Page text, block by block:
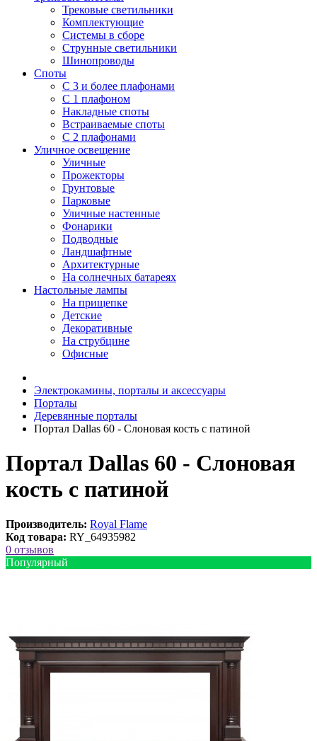
Трековые светильники
Комплектующие
Системы в сборе
Струнные светильники
Шинопроводы
Споты
С 3 и более плафонами
С 1 плафоном
Накладные споты
Встраиваемые споты
С 2 плафонами
Уличное освещение
Уличные
Прожекторы
Грунтовые
Парковые
Уличные настенные
Фонарики
Подводные
Ландшафтные
Архитектурные
На солнечных батареях
Настольные лампы
На прищепке
Детские
Декоративные
На струбцине
Офисные
Электрокамины, порталы и аксессуары
Порталы
Деревянные порталы
Портал Dallas 60 - Слоновая кость с патиной
Портал Dallas 60 - Слоновая
кость с патиной
Производитель: Royal Flame
Код товара: RY_64935982
0 отзывов
Популярный